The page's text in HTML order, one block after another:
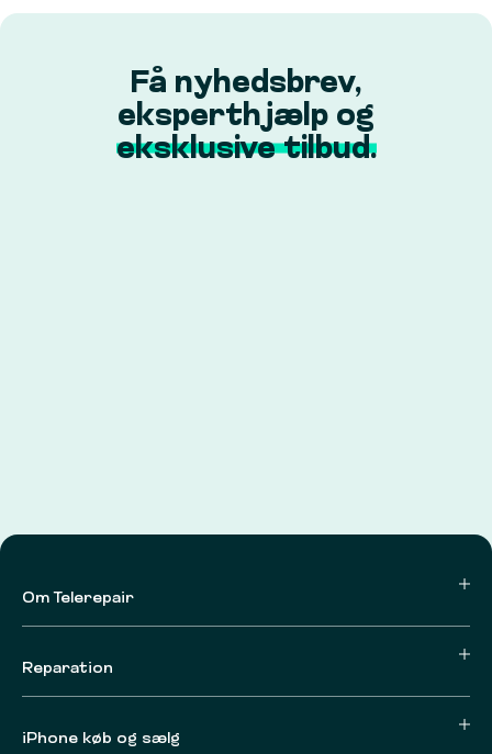
Få nyhedsbrev,
eksperthjælp og
eksklusive tilbud.
Om Telerepair
Reparation
iPhone køb og sælg